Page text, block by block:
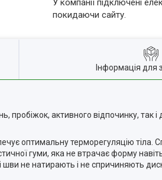
У компанії підключені
покидаючи сайту.
Інформація для
активного відпочинку, так і
оптимальну терморегуляцію тіла.
гуми, яка не втрачає форму
шви не натирають і не спричиняють